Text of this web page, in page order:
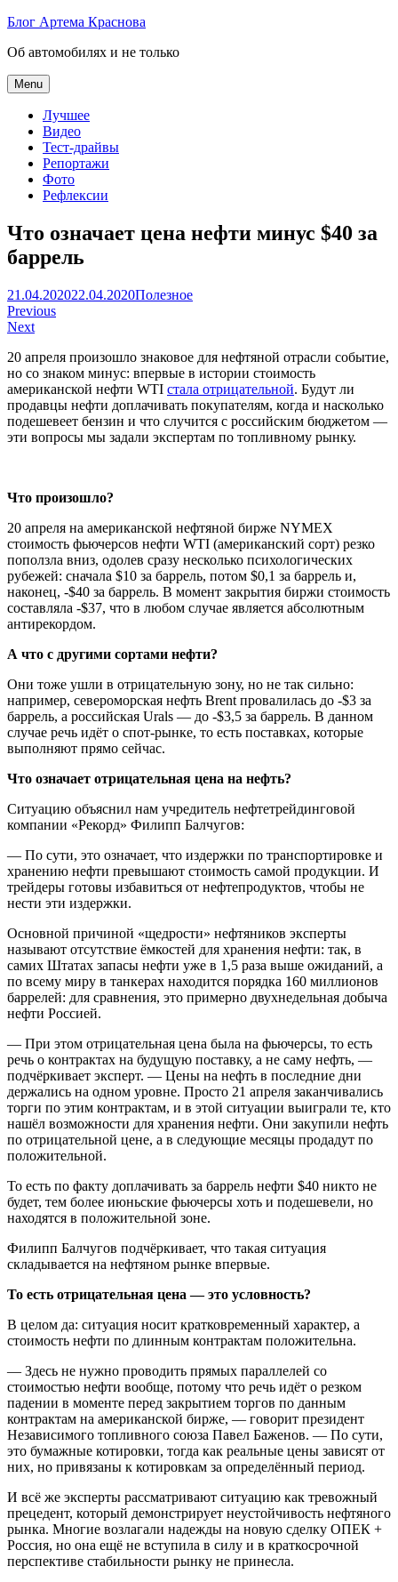
Skip
content
Блог Артема Краснова
Об автомобилях и не только
Menu
Лучшее
Видео
Тест-драйвы
Репортажи
Фото
Рефлексии
Что означает цена нефти минус $40 за
баррель
Артем
Краснов
21.04.202022.04.2020Полезное
Навигация
по
записям
Previous
Next
20 апреля произошло знаковое для нефтяной отрасли событие,
но со знаком минус: впервые в истории стоимость
американской нефти WTI стала отрицательной. Будут ли
продавцы нефти доплачивать покупателям, когда и насколько
подешевеет бензин и что случится с российским бюджетом —
эти вопросы мы задали экспертам по топливному рынку.
Что произошло?
20 апреля на американской нефтяной бирже NYMEX
стоимость фьючерсов нефти WTI (американский сорт) резко
поползла вниз, одолев сразу несколько психологических
рубежей: сначала $10 за баррель, потом $0,1 за баррель и,
наконец, -$40 за баррель. В момент закрытия биржи стоимость
составляла -$37, что в любом случае является абсолютным
антирекордом.
А что с другими сортами нефти?
Они тоже ушли в отрицательную зону, но не так сильно:
например, североморская нефть Brent провалилась до -$3 за
баррель, а российская Urals — до -$3,5 за баррель. В данном
случае речь идёт о спот-рынке, то есть поставках, которые
выполняют прямо сейчас.
Что означает отрицательная цена на нефть?
Ситуацию объяснил нам учредитель нефтетрейдинговой
компании «Рекорд» Филипп Балчугов:
— По сути, это означает, что издержки по транспортировке и
хранению нефти превышают стоимость самой продукции. И
трейдеры готовы избавиться от нефтепродуктов, чтобы не
нести эти издержки.
Основной причиной «щедрости» нефтяников эксперты
называют отсутствие ёмкостей для хранения нефти: так, в
самих Штатах запасы нефти уже в 1,5 раза выше ожиданий, а
по всему миру в танкерах находится порядка 160 миллионов
баррелей: для сравнения, это примерно двухнедельная добыча
нефти Россией.
— При этом отрицательная цена была на фьючерсы, то есть
речь о контрактах на будущую поставку, а не саму нефть, —
подчёркивает эксперт. — Цены на нефть в последние дни
держались на одном уровне. Просто 21 апреля заканчивались
торги по этим контрактам, и в этой ситуации выиграли те, кто
нашёл возможности для хранения нефти. Они закупили нефть
по отрицательной цене, а в следующие месяцы продадут по
положительной.
То есть по факту доплачивать за баррель нефти $40 никто не
будет, тем более июньские фьючерсы хоть и подешевели, но
находятся в положительной зоне.
Филипп Балчугов подчёркивает, что такая ситуация
складывается на нефтяном рынке впервые.
То есть отрицательная цена — это условность?
В целом да: ситуация носит кратковременный характер, а
стоимость нефти по длинным контрактам положительна.
— Здесь не нужно проводить прямых параллелей со
стоимостью нефти вообще, потому что речь идёт о резком
падении в моменте перед закрытием торгов по данным
контрактам на американской бирже, — говорит президент
Независимого топливного союза Павел Баженов. — По сути,
это бумажные котировки, тогда как реальные цены зависят от
них, но привязаны к котировкам за определённый период.
И всё же эксперты рассматривают ситуацию как тревожный
прецедент, который демонстрирует неустойчивость нефтяного
рынка. Многие возлагали надежды на новую сделку ОПЕК +
Россия, но она ещё не вступила в силу и в краткосрочной
перспективе стабильности рынку не принесла.